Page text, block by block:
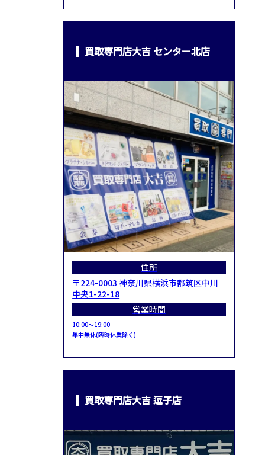
買取専門店大吉 センター北店
住所
〒224-0003 神奈川県横浜市都筑区中川
中央1-22-18
営業時間
10:00～19:00
年中無休(臨時休業除く)
買取専門店大吉 逗子店